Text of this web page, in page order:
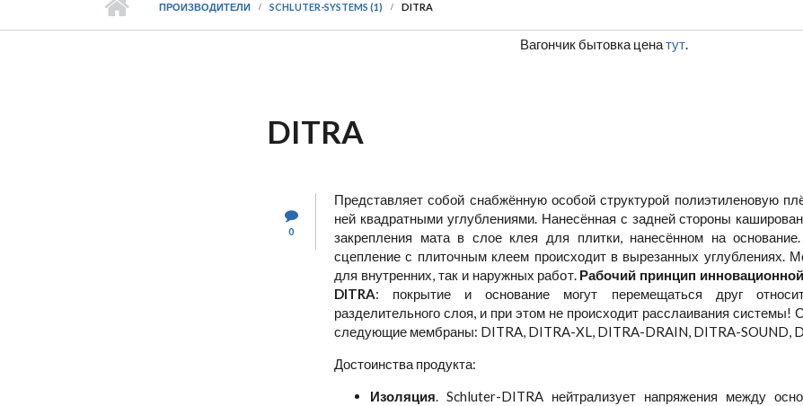
ПРОИЗВОДИТЕЛИ SCHLUTER-SYSTEMS (1) DITRA
Вагончик бытовка ценатут.
DITRA
0
Представляет собой снабжённую особой структурой полиэтиленовую
ней квадратными углублениями. Нанесённая с задней стороны
закрепления мата в слое клея для плитки, нанесённом на
сцепление с плиточным клеем происходит в вырезанных углублениях.
для внутренних, так и наружных работ. Рабочий принцип
DITRA: покрытие и основание могут перемещаться друг
разделительного слоя, и при этом не происходит расслаивания системы!
следующие мембраны: DITRA, DITRA-XL, DITRA-DRAIN, DITRA-SOUND,
Достоинства продукта:
Изоляция. Schluter-DITRA нейтрализует напряжения между